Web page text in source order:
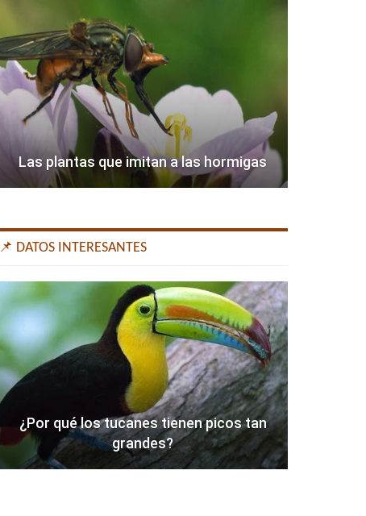
Las plantas que imitan a las hormigas
📌 DATOS INTERESANTES
¿Por qué los tucanes tienen picos tan
grandes?